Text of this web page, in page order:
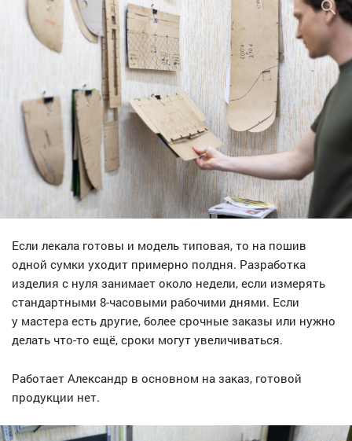
Если лекала готовы и модель типовая, то на пошив
одной сумки уходит примерно полдня. Разработка
изделия с нуля занимает около недели, если измерять
стандартными 8-часовыми рабочими днями. Если
у мастера есть другие, более срочные заказы или нужно
делать что-то ещё, сроки могут увеличиваться.
Работает Александр в основном на заказ, готовой
продукции нет.